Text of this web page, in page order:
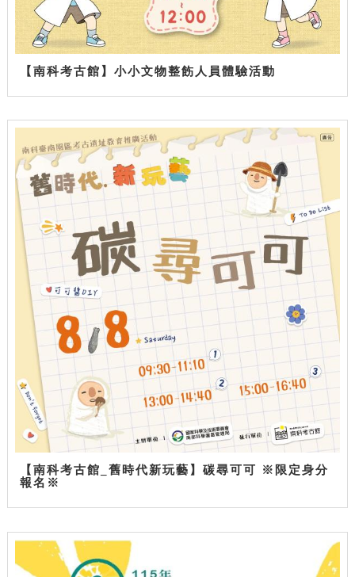
【南科考古館】小小文物整飭人員體驗活動
【南科考古館_舊時代新玩藝】碳尋可可 ※限定身分
報名※